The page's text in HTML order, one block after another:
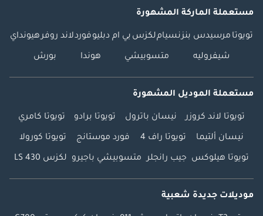
مستعملة الماركة المشهورة
تويوتا مرسيدس بنزنسياملكزس بي ام دبليوفوردلاند روفرهيونداي
شيفروليه متسوبيشي هوندا بورش
مستعملة الموديل المشهورة
تويوتا لاند كروزر نيسان باترول تويوتا برادو تويوتا كامري
نيسان ألتيما تويوتا راف 4 فورد موستانج تويوتا كورولا
تويوتا هيلوكس جيب رانجلر متسوبيشي باجيرو لكزس LS 430
موديلات جديدة شعبية